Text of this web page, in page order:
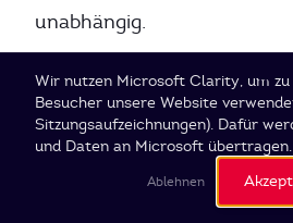
unabhängig.
Rep Link bei SI Labs
Der Rep Link ist ein
Cookie-Einstellungen
Wir nutzen Microsoft Clarity, um zu
Besucher unsere Website
Sitzungsaufzeichnungen). Dafür
und Daten an Microsoft übertragen.
Ablehnen